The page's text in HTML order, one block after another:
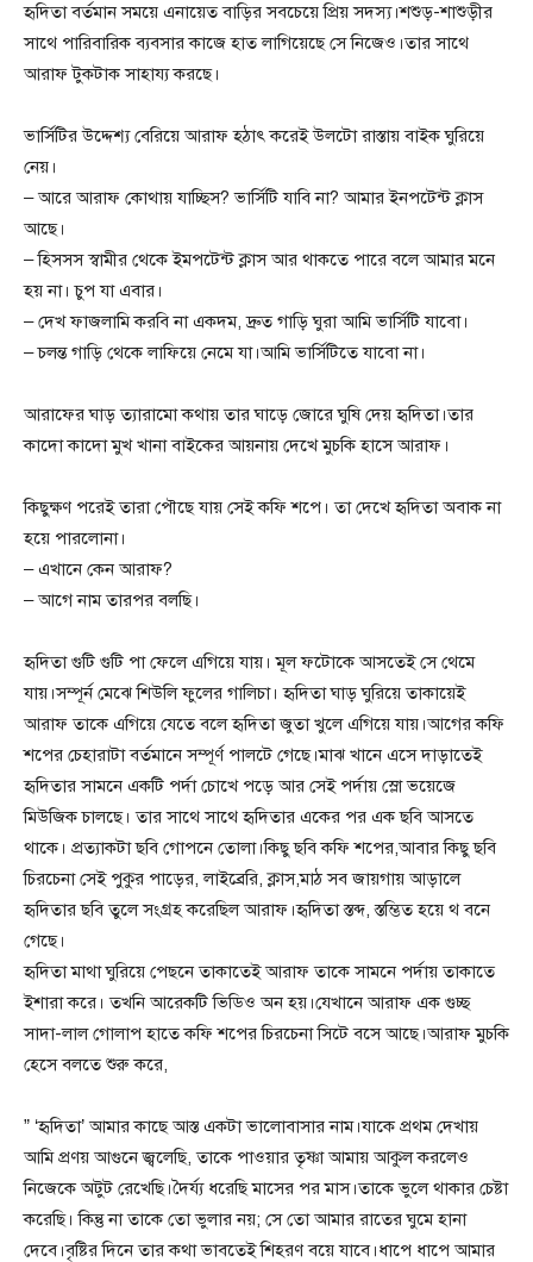
হৃদিতা বর্তমান সময়ে এনায়েত বাড়ির সবচেয়ে প্রিয় সদস্য।শশুড়-শাশুড়ীর
সাথে পারিবারিক ব্যবসার কাজে হাত লাগিয়েছে সে নিজেও।তার সাথে
আরাফ টুকটাক সাহায্য করছে।
ভার্সিটির উদ্দেশ্য বেরিয়ে আরাফ হঠাৎ করেই উলটো রাস্তায় বাইক ঘুরিয়ে
নেয়।
– আরে আরাফ কোথায় যাচ্ছিস? ভার্সিটি যাবি না? আমার ইনপটেন্ট ক্লাস
আছে।
– হিসসস স্বামীর থেকে ইমপটেন্ট ক্লাস আর থাকতে পারে বলে আমার মনে
হয় না। চুপ যা এবার।
– দেখ ফাজলামি করবি না একদম, দ্রুত গাড়ি ঘুরা আমি ভার্সিটি যাবো।
– চলন্ত গাড়ি থেকে লাফিয়ে নেমে যা।আমি ভার্সিটিতে যাবো না।
আরাফের ঘাড় ত্যারামো কথায় তার ঘাড়ে জোরে ঘুষি দেয় হৃদিতা।তার
কাদো কাদো মুখ খানা বাইকের আয়নায় দেখে মুচকি হাসে আরাফ।
কিছুক্ষণ পরেই তারা পৌছে যায় সেই কফি শপে। তা দেখে হৃদিতা অবাক না
হয়ে পারলোনা।
– এখানে কেন আরাফ?
– আগে নাম তারপর বলছি।
হৃদিতা গুটি গুটি পা ফেলে এগিয়ে যায়। মূল ফটোকে আসতেই সে থেমে
যায়।সম্পূর্ন মেঝে শিউলি ফুলের গালিচা। হৃদিতা ঘাড় ঘুরিয়ে তাকায়েই
আরাফ তাকে এগিয়ে যেতে বলে হৃদিতা জুতা খুলে এগিয়ে যায়।আগের কফি
শপের চেহারাটা বর্তমানে সম্পূর্ণ পালটে গেছে।মাঝ খানে এসে দাড়াতেই
হৃদিতার সামনে একটি পর্দা চোখে পড়ে আর সেই পর্দায় স্লো ভয়েজে
মিউজিক চালছে। তার সাথে সাথে হৃদিতার একের পর এক ছবি আসতে
থাকে। প্রত্যাকটা ছবি গোপনে তোলা।কিছু ছবি কফি শপের,আবার কিছু ছবি
চিরচেনা সেই পুকুর পাড়ের, লাইব্রেরি, ক্লাস,মাঠ সব জায়গায় আড়ালে
হৃদিতার ছবি তুলে সংগ্রহ করেছিল আরাফ।হৃদিতা স্তব্দ, স্তম্ভিত হয়ে থ বনে
গেছে।
হৃদিতা মাথা ঘুরিয়ে পেছনে তাকাতেই আরাফ তাকে সামনে পর্দায় তাকাতে
ইশারা করে। তখনি আরেকটি ভিডিও অন হয়।যেখানে আরাফ এক গুচ্ছ
সাদা-লাল গোলাপ হাতে কফি শপের চিরচেনা সিটে বসে আছে।আরাফ মুচকি
হেসে বলতে শুরু করে,
” ‘হৃদিতা’ আমার কাছে আস্ত একটা ভালোবাসার নাম।যাকে প্রথম দেখায়
আমি প্রণয় আগুনে জ্বলেছি, তাকে পাওয়ার তৃষ্ণা আমায় আকুল করলেও
নিজেকে অটুট রেখেছি।দৈর্য্য ধরেছি মাসের পর মাস।তাকে ভুলে থাকার চেষ্টা
করেছি। কিন্তু না তাকে তো ভুলার নয়; সে তো আমার রাতের ঘুমে হানা
দেবে।বৃষ্টির দিনে তার কথা ভাবতেই শিহরণ বয়ে যাবে।ধাপে ধাপে আমার